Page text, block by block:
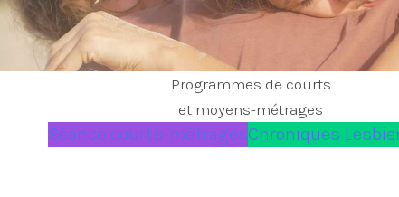
Programmes de courts
et moyens-métrages
Séance courts-métragesChroniques